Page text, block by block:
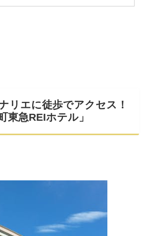
リエに徒歩でアクセス！
東急REIホテル」